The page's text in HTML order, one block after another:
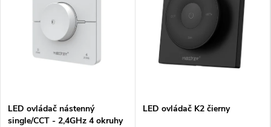
LED ovládač nástenný
single/CCT - 2,4GHz 4 okruhy
LED ovládač K2 čierny